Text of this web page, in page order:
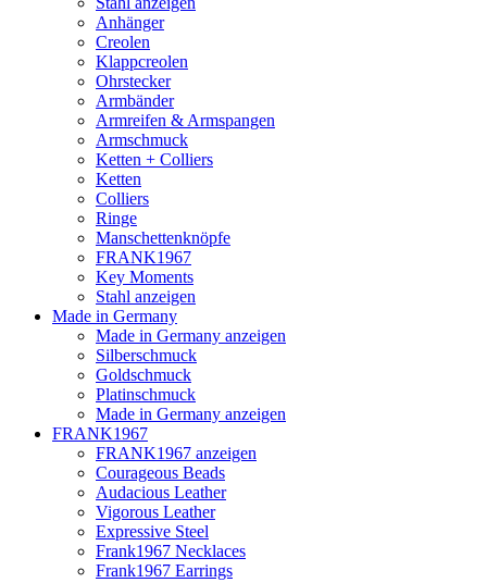
Anhänger
Creolen
Klappcreolen
Ohrstecker
Armbänder
Armreifen & Armspangen
Armschmuck
Ketten + Colliers
Ketten
Colliers
Ringe
Manschettenknöpfe
FRANK1967
Key Moments
Stahl anzeigen
Made in Germany
Made in Germany anzeigen
Silberschmuck
Goldschmuck
Platinschmuck
Made in Germany anzeigen
FRANK1967
FRANK1967 anzeigen
Courageous Beads
Audacious Leather
Vigorous Leather
Expressive Steel
Frank1967 Necklaces
Frank1967 Earrings